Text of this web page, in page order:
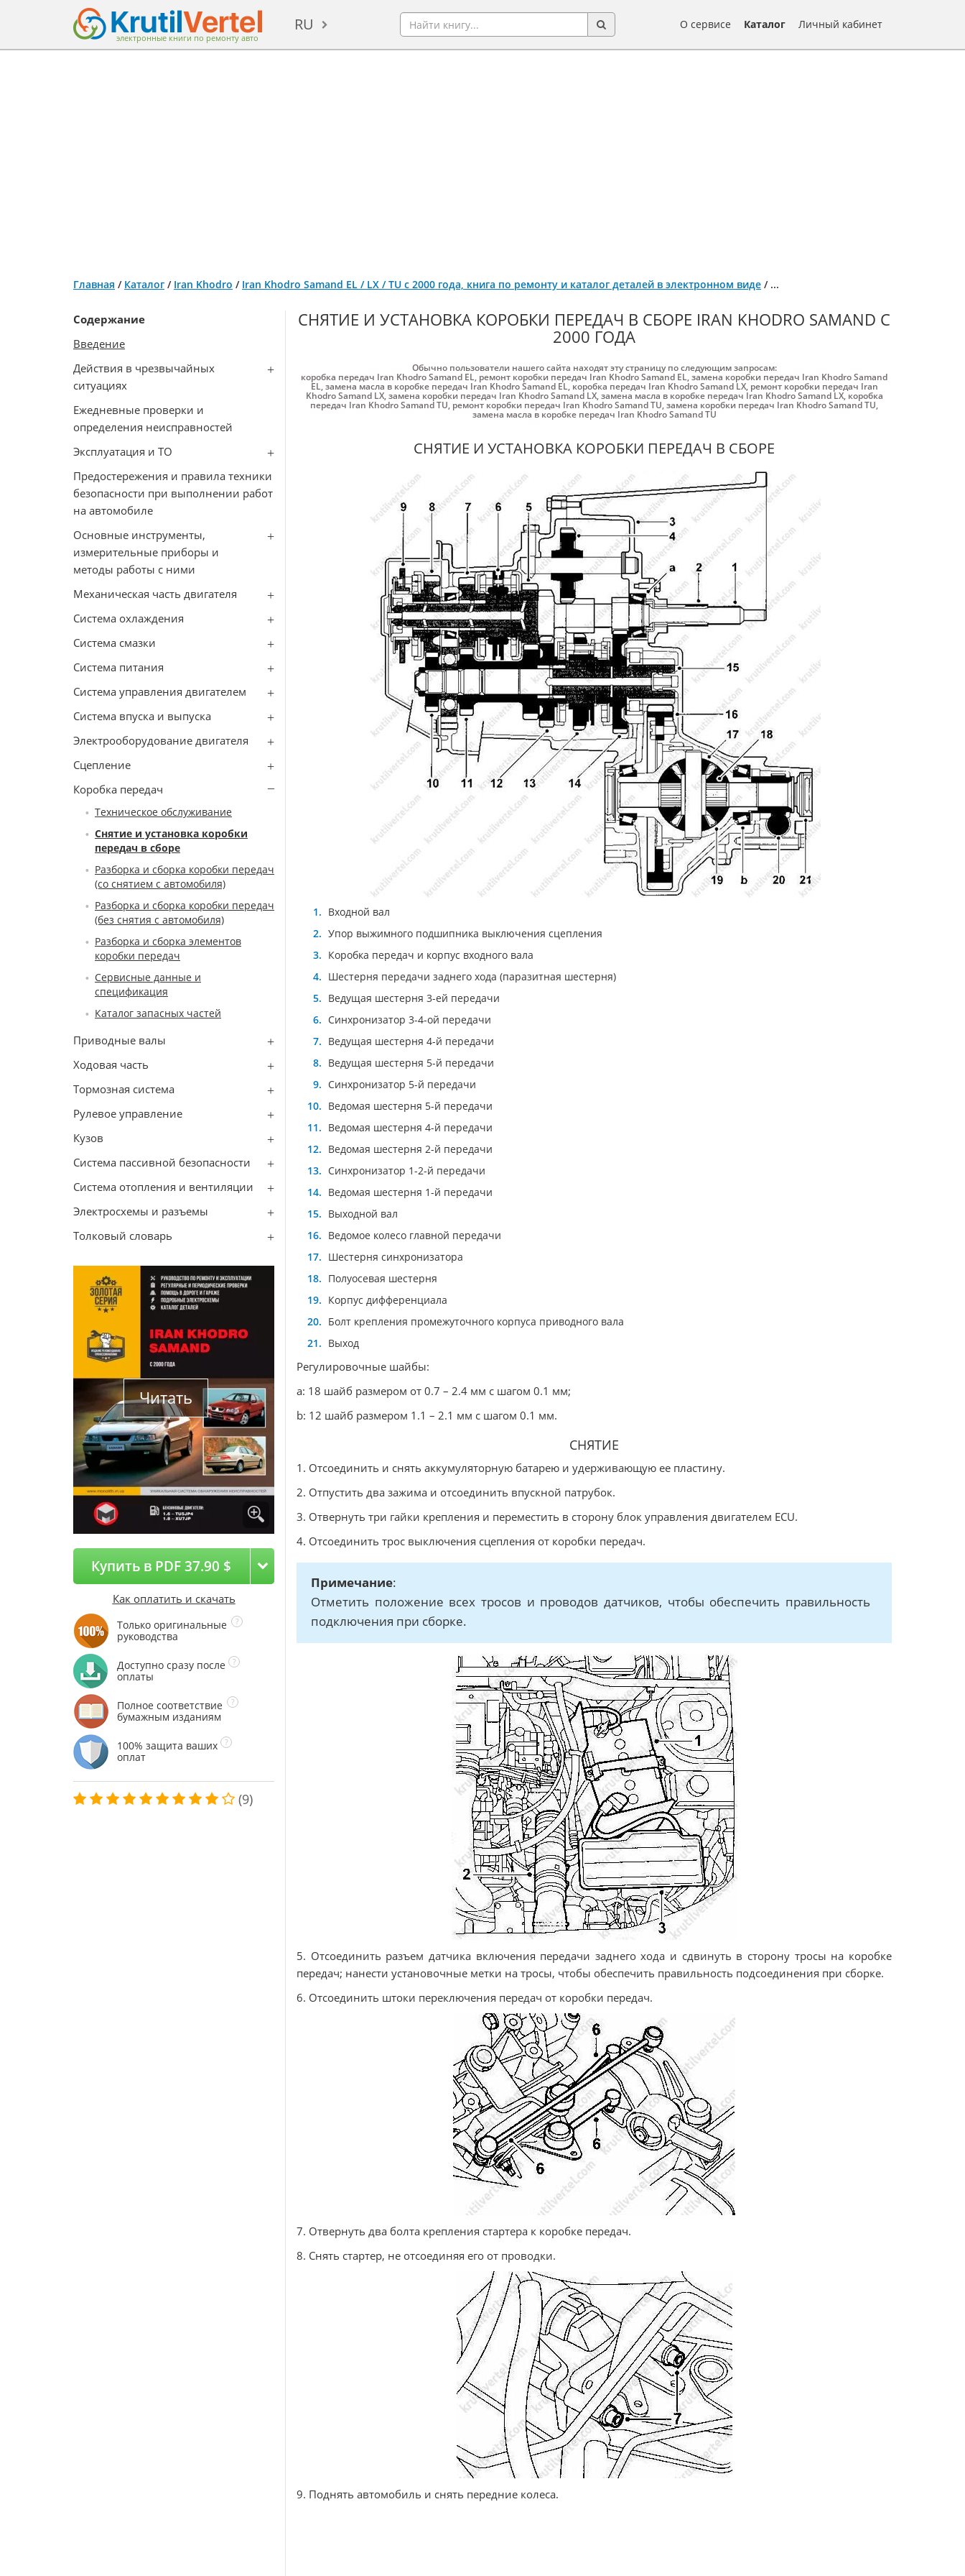
электронные книги по ремонту авто
RU О сервисе Каталог Личный кабинет
Главная / Каталог / Iran Khodro / Iran Khodro Samand EL / LX / TU с 2000 года, книга по ремонту и каталог деталей в электронном виде / ...
Содержание
Введение
Действия в чрезвычайных
ситуациях
Ежедневные проверки и
определения неисправностей
Эксплуатация и ТО
Предостережения и правила техники
безопасности при выполнении работ
на автомобиле
Основные инструменты,
измерительные приборы и
методы работы с ними
Механическая часть двигателя
Система охлаждения
Система смазки
Система питания
Система управления двигателем
Система впуска и выпуска
Электрооборудование двигателя
Сцепление
Коробка передач
Техническое обслуживание
Снятие и установка коробки
передач в сборе
Разборка и сборка коробки передач
(со снятием с автомобиля)
Разборка и сборка коробки передач
(без снятия с автомобиля)
Разборка и сборка элементов
коробки передач
Сервисные данные и
спецификация
Каталог запасных частей
Приводные валы
Ходовая часть
Тормозная система
Рулевое управление
Кузов
Система пассивной безопасности
Система отопления и вентиляции
Электросхемы и разъемы
Толковый словарь
Читать
Купить в PDF 37.90 $
Как оплатить и скачать
Только оригинальные
руководства
Доступно сразу после
оплаты
Полное соответствие
бумажным изданиям
100% защита ваших
оплат
(9)
СНЯТИЕ И УСТАНОВКА КОРОБКИ ПЕРЕДАЧ В СБОРЕ IRAN KHODRO SAMAND С
2000 ГОДА
Обычно пользователи нашего сайта находят эту страницу по следующим запросам:
коробка передач Iran Khodro Samand EL, ремонт коробки передач Iran Khodro Samand EL,замена коробки передач Iran Khodro Samand
EL,замена масла в коробке передач Iran Khodro Samand EL, коробка передач Iran Khodro Samand LX, ремонт коробки передач Iran
Khodro Samand LX,замена коробки передач Iran Khodro Samand LX,замена масла в коробке передач Iran Khodro Samand LX, коробка
передач Iran Khodro Samand TU, ремонт коробки передач Iran Khodro Samand TU,замена коробки передач Iran Khodro Samand TU,
замена масла в коробке передач Iran Khodro Samand TU
СНЯТИЕ И УСТАНОВКА КОРОБКИ ПЕРЕДАЧ В СБОРЕ
Входной вал
Упор выжимного подшипника выключения сцепления
Коробка передач и корпус входного вала
Шестерня передачи заднего хода (паразитная шестерня)
Ведущая шестерня 3-ей передачи
Синхронизатор 3-4-ой передачи
Ведущая шестерня 4-й передачи
Ведущая шестерня 5-й передачи
Синхронизатор 5-й передачи
Ведомая шестерня 5-й передачи
Ведомая шестерня 4-й передачи
Ведомая шестерня 2-й передачи
Синхронизатор 1-2-й передачи
Ведомая шестерня 1-й передачи
Выходной вал
Ведомое колесо главной передачи
Шестерня синхронизатора
Полуосевая шестерня
Корпус дифференциала
Болт крепления промежуточного корпуса приводного вала
Выход
Регулировочные шайбы:
а: 18 шайб размером от 0.7 – 2.4 мм с шагом 0.1 мм;
b: 12 шайб размером 1.1 – 2.1 мм с шагом 0.1 мм.
СНЯТИЕ
1. Отсоединить и снять аккумуляторную батарею и удерживающую ее пластину.
2. Отпустить два зажима и отсоединить впускной патрубок.
3. Отвернуть три гайки крепления и переместить в сторону блок управления двигателем ECU.
4. Отсоединить трос выключения сцепления от коробки передач.
Примечание:
Отметить положение всех тросов и проводов датчиков, чтобы обеспечить правильность
подключения при сборке.
5. Отсоединить разъем датчика включения передачи заднего хода и сдвинуть в сторону тросы на коробке
передач; нанести установочные метки на тросы, чтобы обеспечить правильность подсоединения при сборке.
6. Отсоединить штоки переключения передач от коробки передач.
7. Отвернуть два болта крепления стартера к коробке передач.
8. Снять стартер, не отсоединяя его от проводки.
9. Поднять автомобиль и снять передние колеса.